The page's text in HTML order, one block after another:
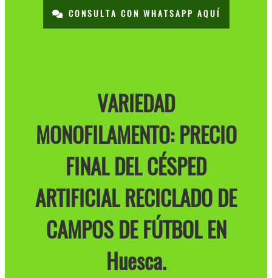
CONSULTA CON WHATSAPP AQUÍ
VARIEDAD
MONOFILAMENTO: PRECIO
FINAL DEL CÉSPED
ARTIFICIAL RECICLADO DE
CAMPOS DE FÚTBOL EN
Huesca.